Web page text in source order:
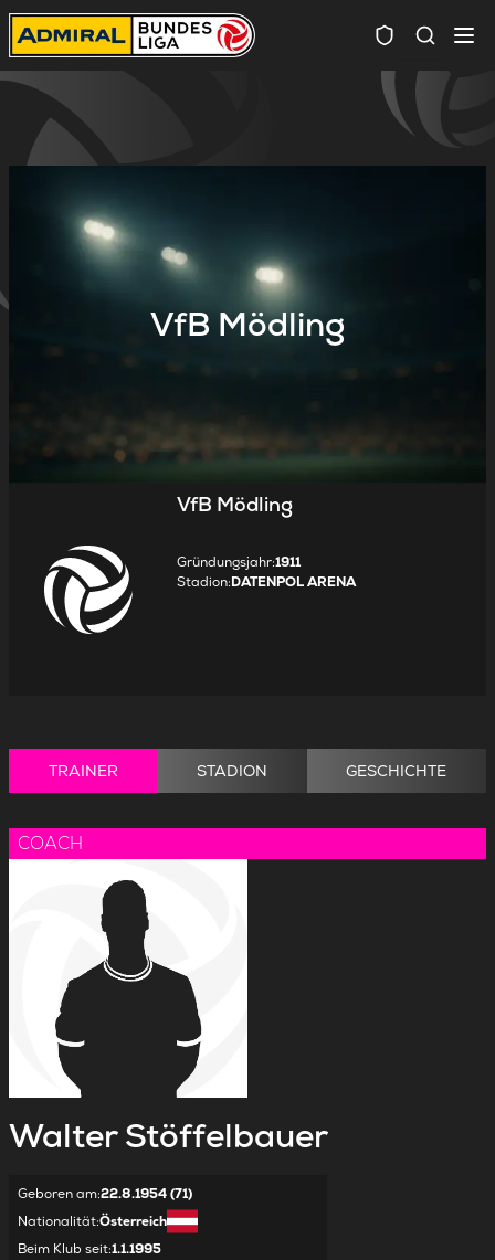
VfB Mödling
VfB Mödling
Gründungsjahr:1911
Stadion:DATENPOL ARENA
TRAINER STADION GESCHICHTE
COACH
Walter Stöffelbauer
Geboren am:22.8.1954 (71)
Nationalität:Österreich
Beim Klub seit:1.1.1995